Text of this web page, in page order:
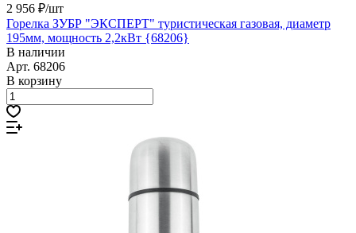
2 956 ₽/шт
Горелка ЗУБР "ЭКСПЕРТ" туристическая газовая, диаметр
195мм, мощность 2,2кВт {68206}
В наличии
Арт. 68206
В корзину